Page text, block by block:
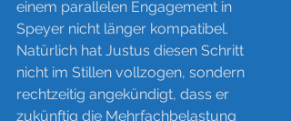
einem parallelen Engagement in
Speyer nicht länger kompatibel.
Natürlich hat Justus diesen Schritt
nicht im Stillen vollzogen, sondern
rechtzeitig angekündigt, dass er
zukünftig die Mehrfachbelastung